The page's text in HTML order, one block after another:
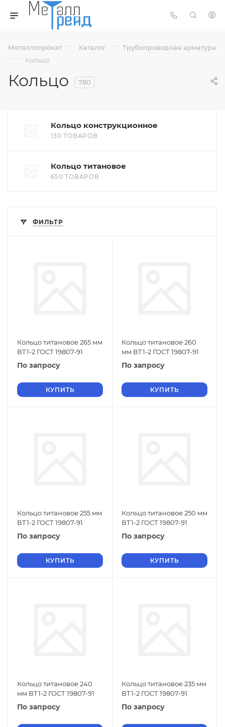
Металлопрокат — Каталог — Трубопроводная арматура
— Кольцо
Кольцо 780
Кольцо конструкционное
130 ТОВАРОВ
Кольцо титановое
650 ТОВАРОВ
ФИЛЬТР
Кольцо титановое 265 мм
ВТ1-2 ГОСТ 19807-91
По запросу
КУПИТЬ
Кольцо титановое 260
мм ВТ1-2 ГОСТ 19807-91
По запросу
КУПИТЬ
Кольцо титановое 255 мм
ВТ1-2 ГОСТ 19807-91
По запросу
КУПИТЬ
Кольцо титановое 250 мм
ВТ1-2 ГОСТ 19807-91
По запросу
КУПИТЬ
Кольцо титановое 240
мм ВТ1-2 ГОСТ 19807-91
По запросу
Кольцо титановое 235 мм
ВТ1-2 ГОСТ 19807-91
По запросу